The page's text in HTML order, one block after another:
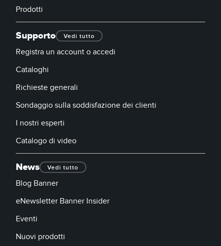
Prodotti
Supporto Vedi tutto
Registra un account o accedi
Cataloghi
Richieste generali
Sondaggio sulla soddisfazione dei clienti
I nostri esperti
Catalogo di video
News Vedi tutto
Blog Banner
eNewsletter Banner Insider
Eventi
Nuovi prodotti